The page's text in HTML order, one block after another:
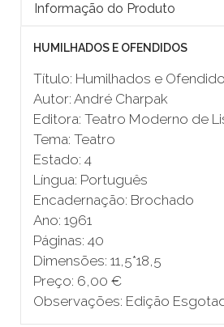
Informação do Produto
HUMILHADOS E OFENDIDOS
Título: Humilhados e
Autor: André Charpak
Editora: Teatro Moderno de
Tema: Teatro
Estado: 4
Língua: Português
Encadernação: Brochado
Ano: 1961
Páginas: 40
Dimensões: 11,5*18,5
Preço: 6,00 €
Observações: Edição